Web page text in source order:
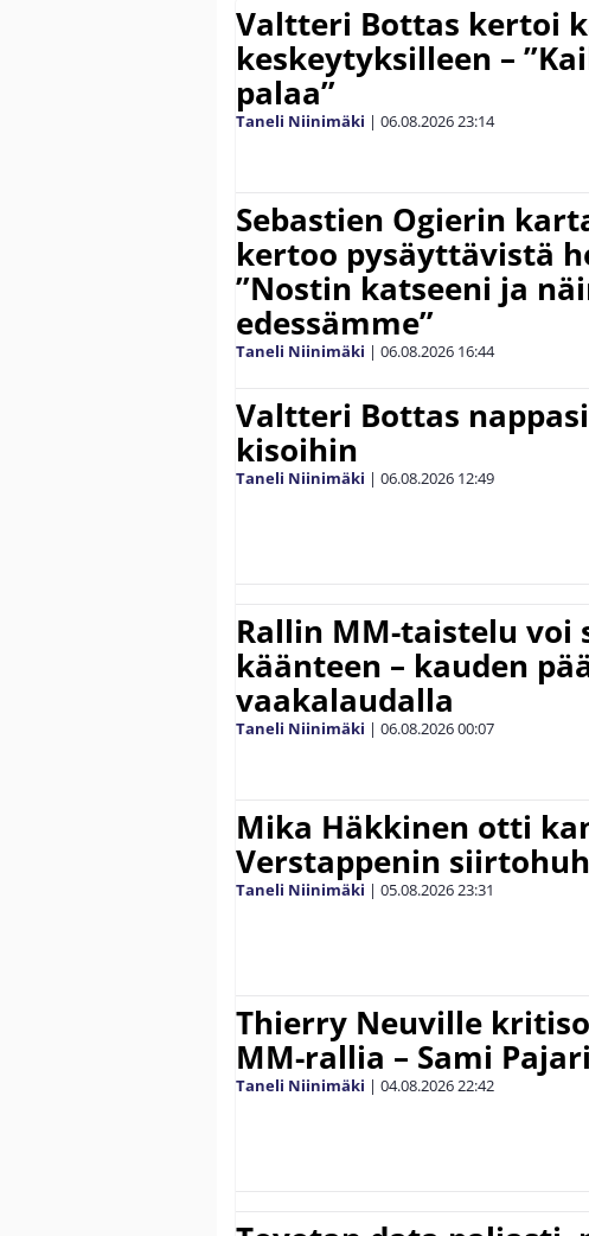
Valtteri Bottas kertoi
keskeytyksilleen –
palaa”
Taneli Niinimäki | 06.08.202623:14
Sebastien Ogierin
kertoo pysäyttävistä
”Nostin katseeni ja
edessämme”
Taneli Niinimäki | 06.08.2026 16:44
Valtteri Bottas
kisoihin
Taneli Niinimäki | 06.08.2026 12:49
Rallin MM-taistelu voi
käänteen – kauden
vaakalaudalla
Taneli Niinimäki | 06.08.202600:07
Mika Häkkinen otti
Verstappenin
Taneli Niinimäki | 05.08.202623:31
Thierry Neuville
MM-rallia – Sami
Taneli Niinimäki | 04.08.202622:42